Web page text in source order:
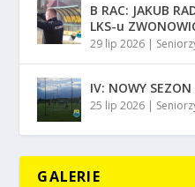
B RAC: JAKUB
LKS-u
29 lip 2026 |
IV: NOWY
25 lip 2026 |
GALERIE